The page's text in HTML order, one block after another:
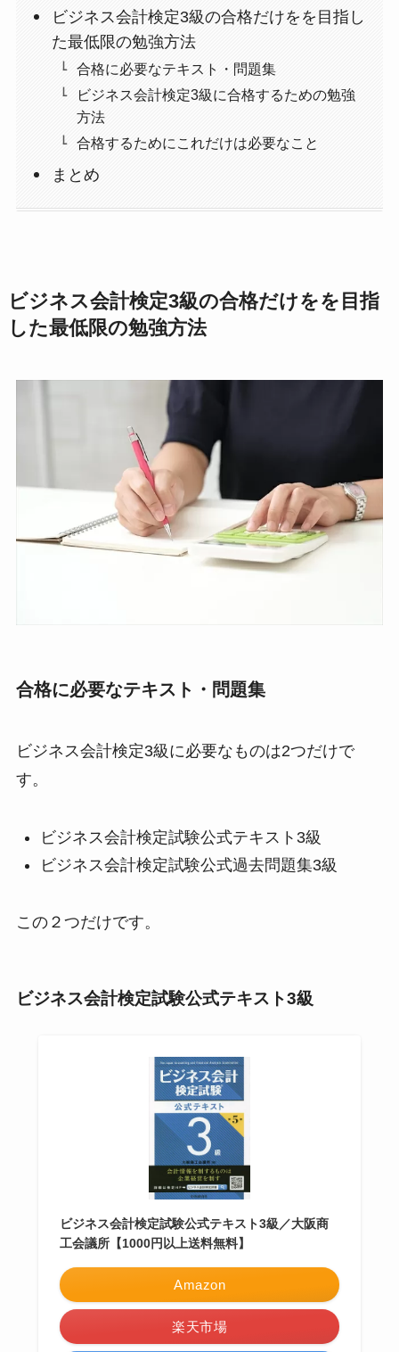
ビジネス会計検定3級の合格だけをを目指し
た最低限の勉強方法
合格に必要なテキスト・問題集
ビジネス会計検定3級に合格するための勉強
方法
合格するためにこれだけは必要なこと
まとめ
ビジネス会計検定3級の合格だけをを目指
した最低限の勉強方法
合格に必要なテキスト・問題集
ビジネス会計検定3級に必要なものは2つだけで
す。
ビジネス会計検定試験公式テキスト3級
ビジネス会計検定試験公式過去問題集3級
この２つだけです。
ビジネス会計検定試験公式テキスト3級
ビジネス会計検定試験公式テキスト3級／大阪商
工会議所【1000円以上送料無料】
Amazon
楽天市場